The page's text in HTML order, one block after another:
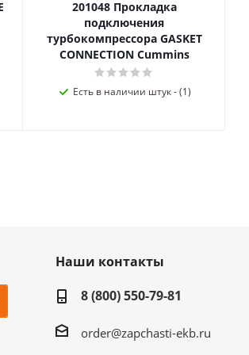
201048 Прокладка
подключения
турбокомпрессора GASKET
CONNECTION Cummins
Есть в наличии штук - (1)
Наши контакты
8 (800) 550-79-81
order@zapchasti-ekb.ru